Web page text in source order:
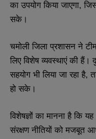
का उपयोग किया जाएगा,
सके।
चमोली जिला प्रशासन ने
लिए विशेष व्यवस्थाएं की हैं।
सहयोग भी लिया जा रहा है,
हो सके।
विशेषज्ञों का मानना है कि
संरक्षण नीतियों को मजबूत